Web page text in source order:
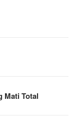
Mati Total